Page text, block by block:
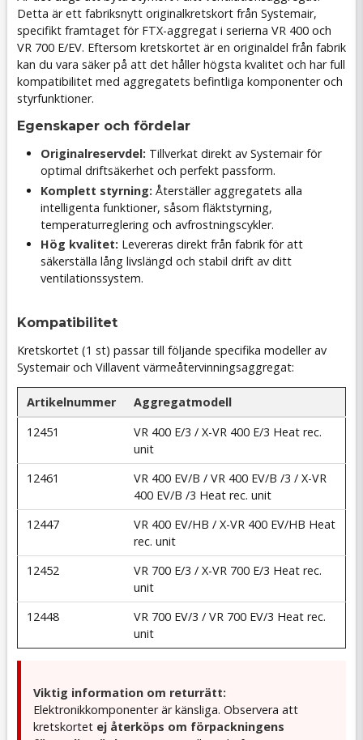
Detta är ett fabriksnytt originalkretskort från Systemair,
specifikt framtaget för FTX-aggregat i serierna VR 400 och
VR 700 E/EV. Eftersom kretskortet är en originaldel från fabrik
kan du vara säker på att det håller högsta kvalitet och har full
kompatibilitet med aggregatets befintliga komponenter och
styrfunktioner.
Egenskaper och fördelar
Originalreservdel: Tillverkat direkt av Systemair för
optimal driftsäkerhet och perfekt passform.
Komplett styrning: Återställer aggregatets alla
intelligenta funktioner, såsom fläktstyrning,
temperaturreglering och avfrostningscykler.
Hög kvalitet: Levereras direkt från fabrik för att
säkerställa lång livslängd och stabil drift av ditt
ventilationssystem.
Kompatibilitet
Kretskortet (1 st) passar till följande specifika modeller av
Systemair och Villavent värmeåtervinningsaggregat:
Artikelnummer
Aggregatmodell
12451
VR 400 E/3 / X-VR 400 E/3 Heat rec.
unit
12461
VR 400 EV/B / VR 400 EV/B /3 / X-VR
400 EV/B /3 Heat rec. unit
12447
VR 400 EV/HB / X-VR 400 EV/HB Heat
rec. unit
12452
VR 700 E/3 / X-VR 700 E/3 Heat rec.
unit
12448
VR 700 EV/3 / VR 700 EV/3 Heat rec.
unit
Viktig information om returrätt:
Elektronikkomponenter är känsliga. Observera att
kretskortet ej återköps om förpackningens